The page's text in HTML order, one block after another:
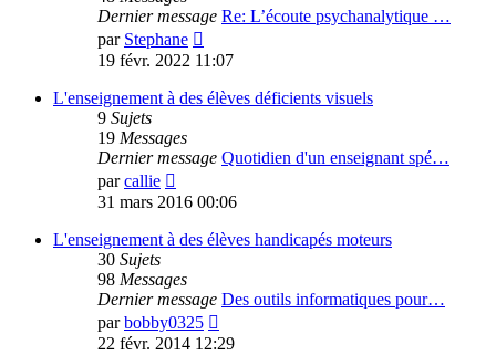
Dernier message Re: L’écoute psychanalytique …
par Stephane
le
message
19 févr. 2022 11:07
L'enseignement à des élèves déficients visuels
9 Sujets
19 Messages
Dernier message Quotidien d'un enseignant spé…
parcallie
le
message
31 mars 2016 00:06
L'enseignement à des élèves handicapés moteurs
30 Sujets
98 Messages
Dernier message Des outils informatiques pour…
parbobby0325
le
22 févr. 2014 12:29